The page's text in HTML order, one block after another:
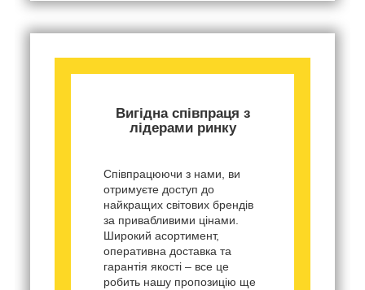
Вигідна співпраця з
лідерами ринку
Співпрацюючи з нами, ви
отримуєте доступ до
найкращих світових брендів
за привабливими цінами.
Широкий асортимент,
оперативна доставка та
гарантія якості – все це
робить нашу пропозицію ще